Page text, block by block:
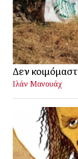
Δεν
Ιλάν Μανουάχ